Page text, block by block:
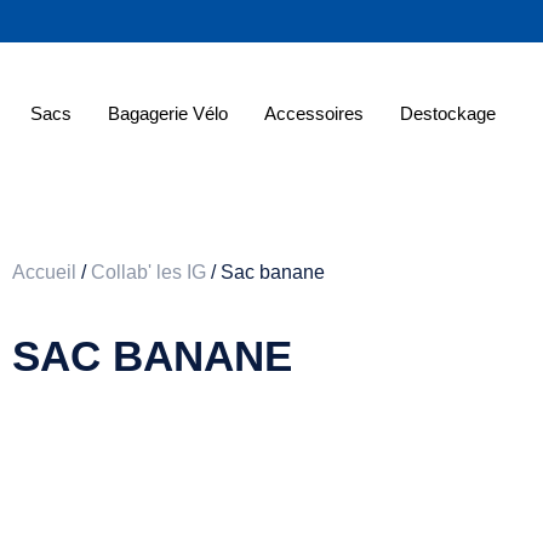
Sacs Bagagerie Vélo Accessoires Destockage
Accueil / Collab' les IG / Sac banane
SAC BANANE